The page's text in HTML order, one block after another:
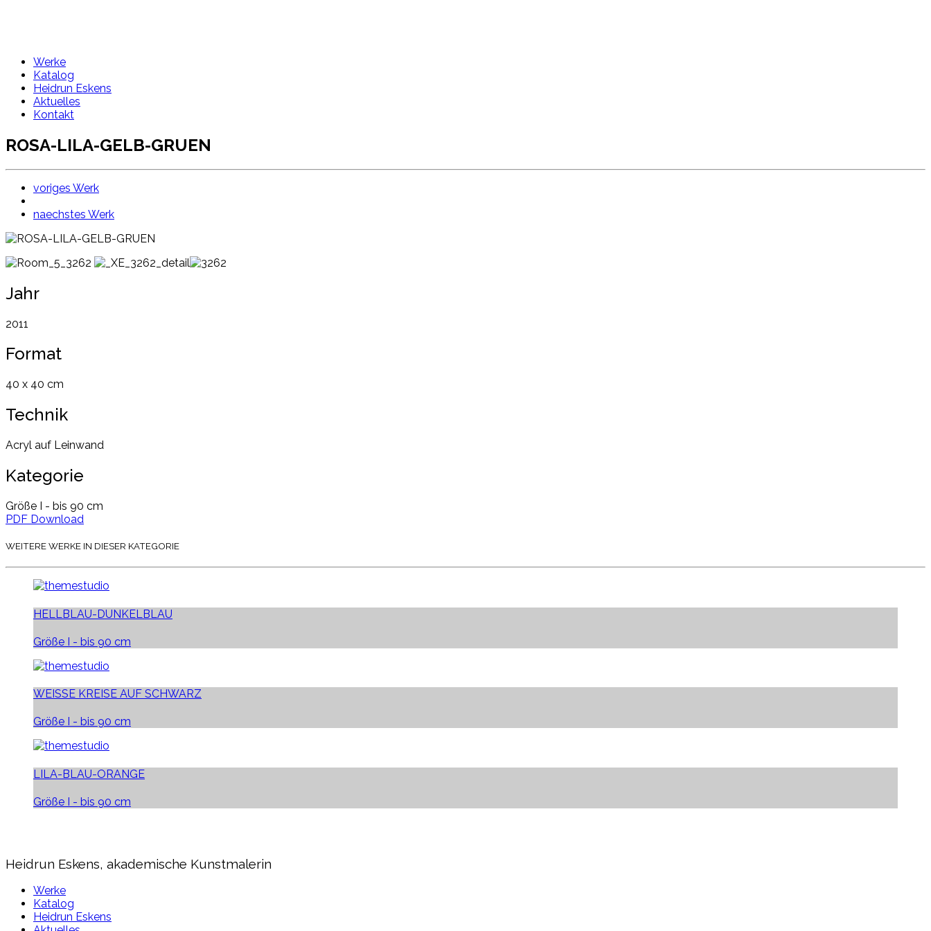
Werke
Katalog
Heidrun Eskens
Aktuelles
Kontakt
ROSA-LILA-GELB-GRUEN
voriges Werk
naechstes Werk
Jahr
2011
Format
40 x 40 cm
Technik
Acryl auf Leinwand
Kategorie
Größe I - bis 90 cm
PDF Download
WEITERE WERKE IN DIESER KATEGORIE
HELLBLAU-DUNKELBLAU
Größe I - bis 90 cm
WEISSE KREISE AUF SCHWARZ
Größe I - bis 90 cm
LILA-BLAU-ORANGE
Größe I - bis 90 cm
Heidrun Eskens, akademische Kunstmalerin
Werke
Katalog
Heidrun Eskens